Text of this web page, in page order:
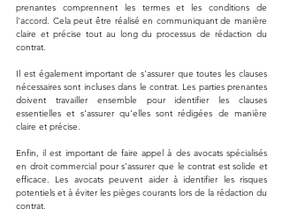
prenantes comprennent les termes et les conditions de
l'accord. Cela peut être réalisé en communiquant de manière
claire et précise tout au long du processus de rédaction du
contrat.
Il est également important de s'assurer que toutes les clauses
nécessaires sont incluses dans le contrat. Les parties prenantes
doivent travailler ensemble pour identifier les clauses
essentielles et s'assurer qu'elles sont rédigées de manière
claire et précise.
Enfin, il est important de faire appel à des avocats spécialisés
en droit commercial pour s'assurer que le contrat est solide et
efficace. Les avocats peuvent aider à identifier les risques
potentiels et à éviter les pièges courants lors de la rédaction du
contrat.